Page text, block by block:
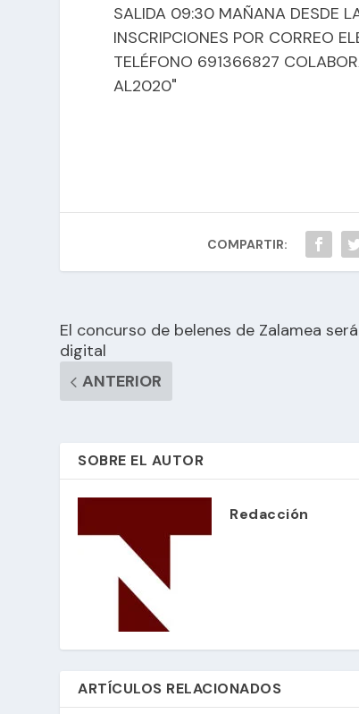
COMPARTIR:
El concurso de belenes de Zalamea será
digital
ANTERIOR
SOBRE EL AUTOR
Redacción
ARTÍCULOS RELACIONADOS